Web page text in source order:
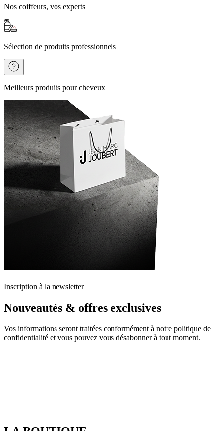
Nos coiffeurs, vos experts
Sélection de produits professionnels
Meilleurs produits pour cheveux
Inscription à la newsletter
Nouveautés & offres exclusives
Vos informations seront traitées conformément à notre politique de
confidentialité et vous pouvez vous désabonner à tout moment.